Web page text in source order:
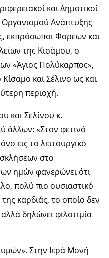
και Δημοτικοί
Ανάπτυξης
εκπρόσωποι Φορέων και
της Κισάμου, ο
«Άγιος Πολύκαρπος»,
και Σέλινο ως και
περιοχή.
και Σελίνου κ.
άλλων: «Στον φετινό
εις το λειτουργικό
στο
ημών φανερώνει ότι
πολύ πιο ουσιαστικό
καρδιάς, το οποίο δεν
δηλώνει φιλοτιμία
Στην Ιερά Μονή